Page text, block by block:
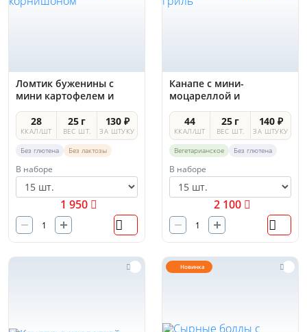
Ломтик буженины с
мини картофелем и
корнишоном
28
ККАЛ/ШТ
25 г
ВЕС ШТ.
130 ₽
ЗА ШТУКУ
Без глютена Без лактозы
В наборе
1 950
Канапе с мини-
моцареллой и
ананасом-гриль
44
ККАЛ/ШТ
25 г
ВЕС ШТ.
140 ₽
ЗА ШТУКУ
Вегетарианское Без глютена
В наборе
2 100
Новинка